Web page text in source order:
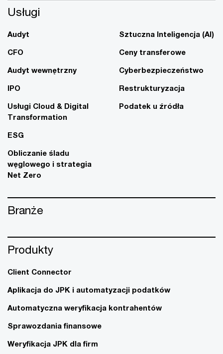
Usługi
Audyt
CFO
Audyt wewnętrzny
IPO
Usługi Cloud & Digital
Transformation
ESG
Obliczanie śladu
węglowego i strategia
Net Zero
Sztuczna Inteligencja (AI)
Ceny transferowe
Cyberbezpieczeństwo
Restrukturyzacja
Podatek u źródła
Branże
Produkty
Client Connector
Aplikacja do JPK i automatyzacji podatków
Automatyczna weryfikacja kontrahentów
Sprawozdania finansowe
Weryfikacja JPK dla firm